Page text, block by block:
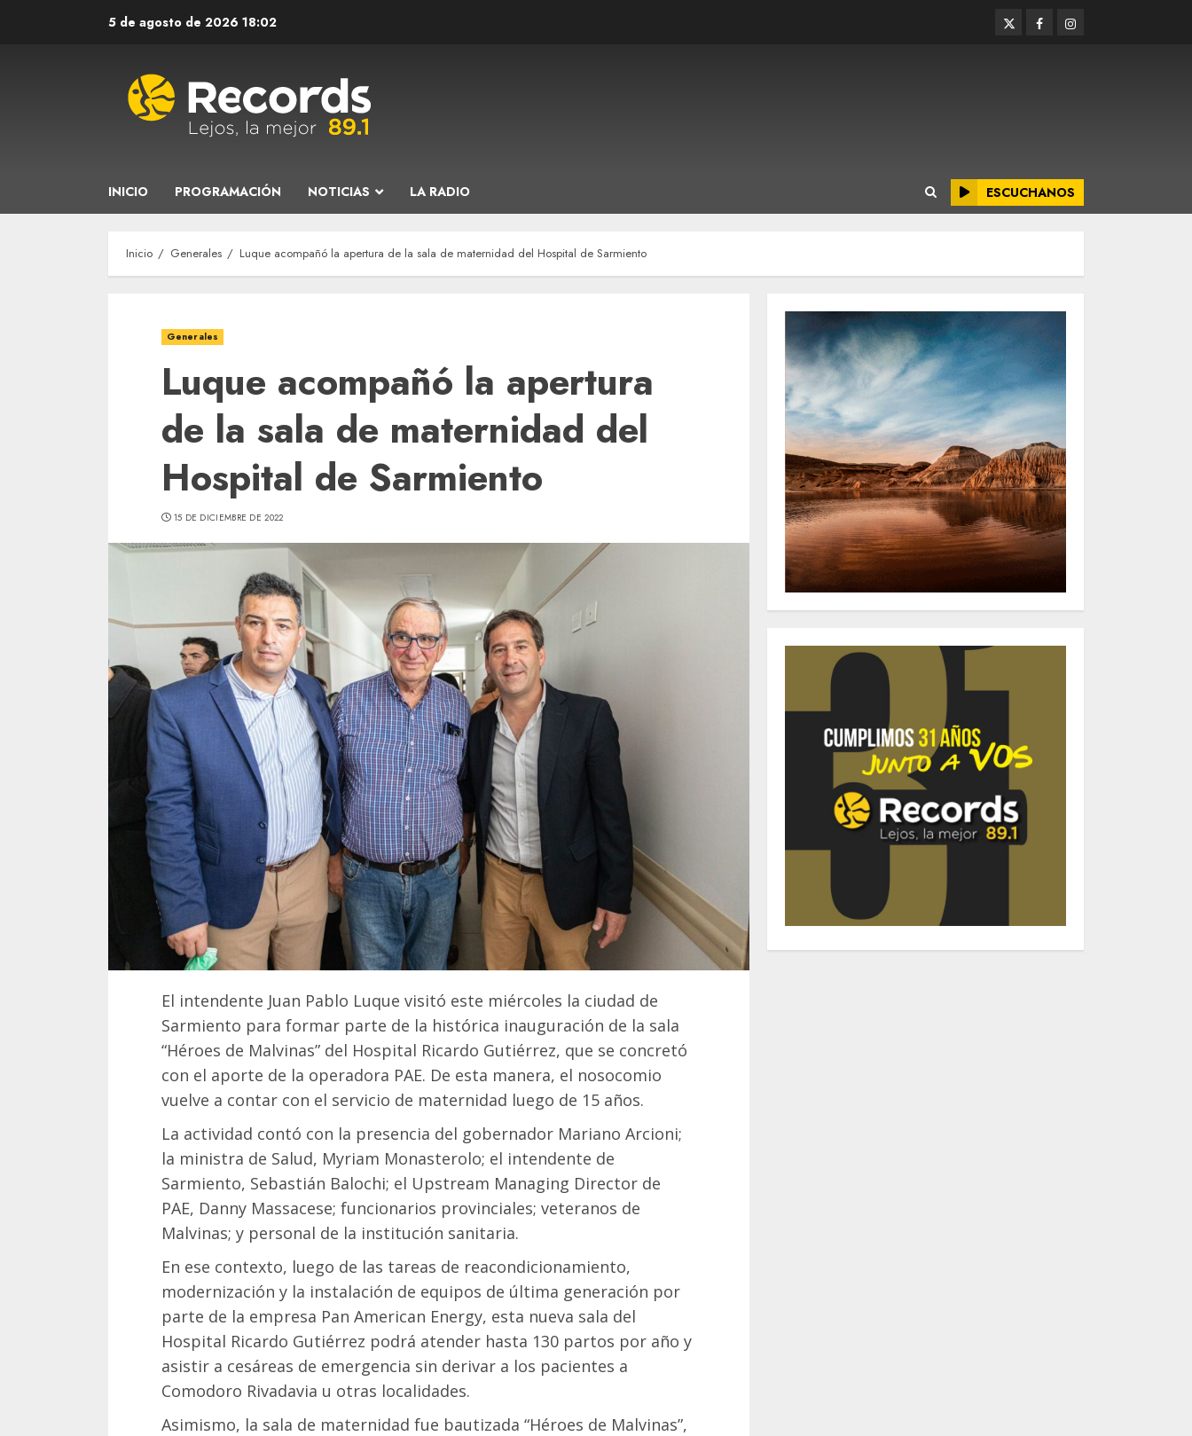
5 de agosto de 2026 18:02 TwitterFacebookInstagram
INICIO PROGRAMACIÓN NOTICIAS LA RADIO ESCUCHANOS
Inicio Generales Luque acompañó la apertura de la sala de maternidad del Hospital de Sarmiento
Generales
Luque acompañó la apertura
de la sala de maternidad del
Hospital de Sarmiento
15 DE DICIEMBRE DE 2022
El intendente Juan Pablo Luque visitó este miércoles la ciudad de
Sarmiento para formar parte de la histórica inauguración de la sala
“Héroes de Malvinas” del Hospital Ricardo Gutiérrez, que se concretó
con el aporte de la operadora PAE. De esta manera, el nosocomio
vuelve a contar con el servicio de maternidad luego de 15 años.
La actividad contó con la presencia del gobernador Mariano Arcioni;
la ministra de Salud, Myriam Monasterolo; el intendente de
Sarmiento, Sebastián Balochi; el Upstream Managing Director de
PAE, Danny Massacese; funcionarios provinciales; veteranos de
Malvinas; y personal de la institución sanitaria.
En ese contexto, luego de las tareas de reacondicionamiento,
modernización y la instalación de equipos de última generación por
parte de la empresa Pan American Energy, esta nueva sala del
Hospital Ricardo Gutiérrez podrá atender hasta 130 partos por año y
asistir a cesáreas de emergencia sin derivar a los pacientes a
Comodoro Rivadavia u otras localidades.
Asimismo, la sala de maternidad fue bautizada “Héroes de Malvinas”,